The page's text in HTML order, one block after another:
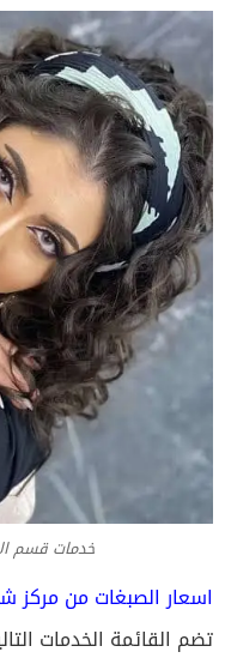
خدمات قسم
اسعار الصبغات من مركز
تضم القائمة الخدمات